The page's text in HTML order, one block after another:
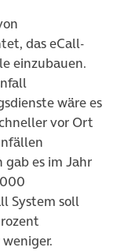
das eCall-
einzubauen.
wäre es
vor Ort
es im Jahr
System soll